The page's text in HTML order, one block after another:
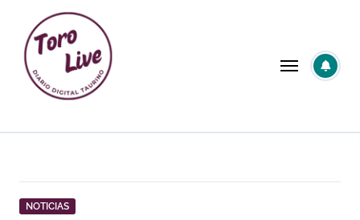
contenido
NOTICIAS